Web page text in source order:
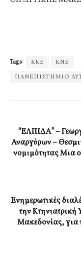
Tags: ΚΚΕ
ΚΝΕ
ΠΑΝΕΠΙΣΤΗΜΙΟ
“ΕΛΠΙΔΑ” –
Αναργύρων –
νομιμότητας Μια
Ενημερωτικές
την Κτηνιατρική
Μακεδονίας, για